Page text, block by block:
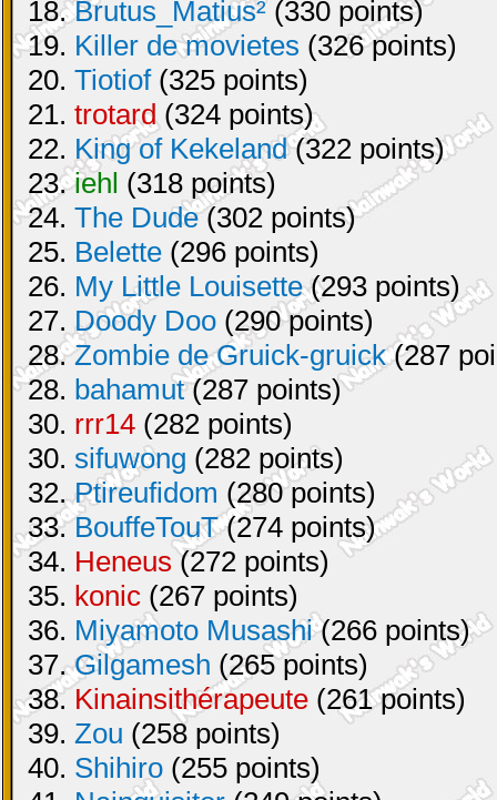
18.Brutus_Matius²(330 points)
19. Killer de movietes (326 points)
20. Tiotiof(325 points)
21. trotard(324 points)
22. King of Kekeland(322 points)
23.iehl (318 points)
24. The Dude(302 points)
25. Belette (296 points)
26. My Little Louisette(293 points)
27. Doody Doo (290 points)
28.Zombie de Gruick-gruick(287
28. bahamut(287 points)
30. rrr14 (282 points)
30. sifuwong (282 points)
32.Ptireufidom (280 points)
33.BouffeTouT(274 points)
34. Heneus(272 points)
35. konic (267 points)
36. Miyamoto Musashi(266 points)
37.Gilgamesh (265 points)
38. Kinainsithérapeute (261 points)
39. Zou (258 points)
40. Shihiro (255 points)